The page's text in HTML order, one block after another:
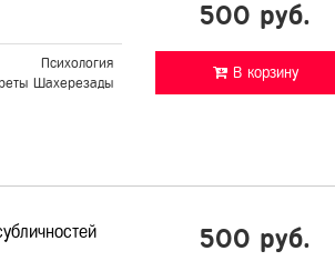
Психология
Шахерезады
500 руб.
В корзину
500 руб.